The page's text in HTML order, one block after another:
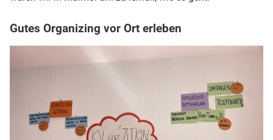
Gutes Organizing vor Ort erleben